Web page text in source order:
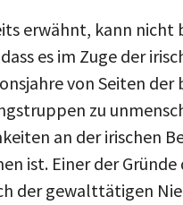
erwähnt, kann
es im Zuge der
von Seiten der
zu
an der irischen
ist. Einer der Gründe
der gewalttätigen